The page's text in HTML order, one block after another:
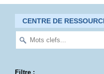
CENTRE DE
Filtre :